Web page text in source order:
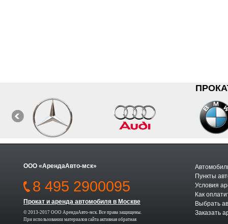
ООО «АрендаАвто-мск»
8 495 2900095
Прокат и аренда автомобиля в Москве
© 2013-2017 ООО АрендаАвто-мск. Все права защищены.
При использовании материалов сайта активная обратная
Пункты
Условия
Как
Выбрать
Заказать